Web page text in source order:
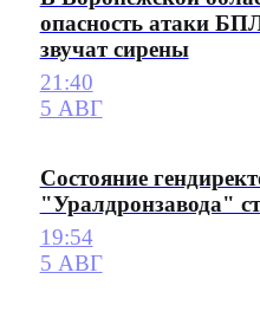
опасность атаки
звучат сирены
21:40
5 АВГ
Состояние
"Уралдронзавода"
19:54
5 АВГ